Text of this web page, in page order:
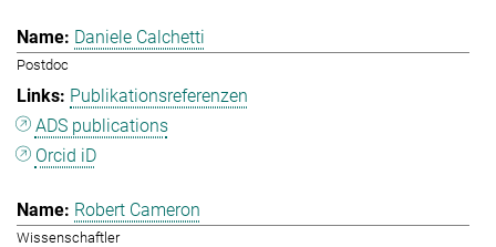
Daniele Calchetti
Postdoc
Publikationsreferenzen
ADS publications
Orcid iD
Robert Cameron
Wissenschaftler